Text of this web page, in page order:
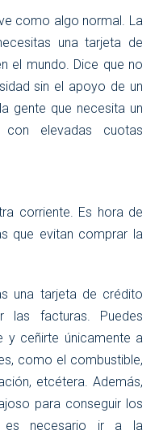
como algo normal. La
una tarjeta de
el mundo. Dice que no
sin el apoyo de un
gente que necesita un
elevadas cuotas
corriente. Es hora de
que evitan comprar la
una tarjeta de crédito
las facturas. Puedes
y ceñirte únicamente a
como el combustible,
etcétera. Además,
para conseguir los
es necesario ir a la